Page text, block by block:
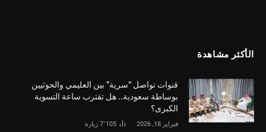
الأكثر مشاهدة
قنوات تواصل “سرية” بين العليمي والحوثيين
بوساطة سعودية.. هل تقترب ساعة التسوية
الكبرى؟
فبراير 18, 2026 7٬105 زيارة